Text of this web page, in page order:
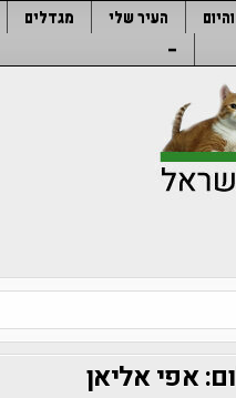
העיר שלי מגדלים
–
אפי אליאן